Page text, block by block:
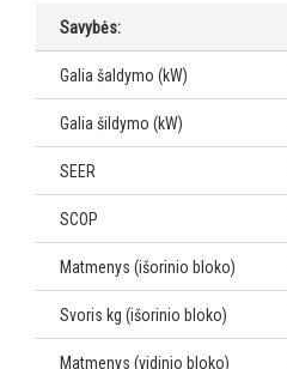
Savybės:
Galia šaldymo (kW)
Galia šildymo (kW)
SEER
SCOP
Matmenys (išorinio bloko)
Svoris kg (išorinio bloko)
Matmenys (vidinio bloko)